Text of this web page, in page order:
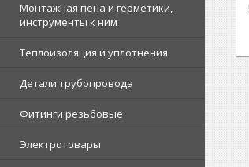
Монтажная пена и герметики,
инструменты к ним
Теплоизоляция и уплотнения
Детали трубопровода
Фитинги резьбовые
Электротовары